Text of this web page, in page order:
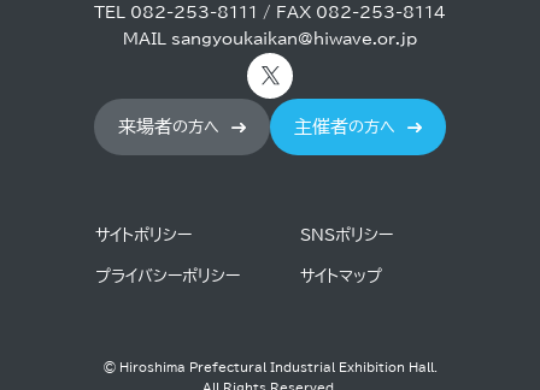
TEL 082-253-8111 / FAX 082-253-8114
MAIL sangyoukaikan@hiwave.or.jp
来場者の方へ 主催者の方へ
サイトポリシー SNSポリシー
プライバシーポリシー サイトマップ
© Hiroshima Prefectural Industrial Exhibition Hall.